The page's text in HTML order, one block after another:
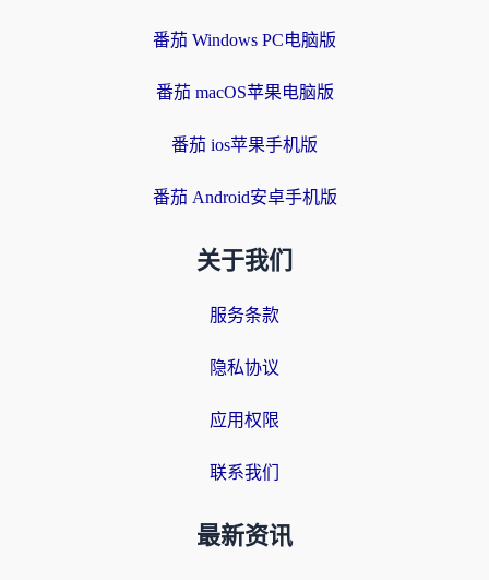
番茄 Windows PC电脑版
番茄 macOS苹果电脑版
番茄 ios苹果手机版
番茄 Android安卓手机版
关于我们
服务条款
隐私协议
应用权限
联系我们
最新资讯